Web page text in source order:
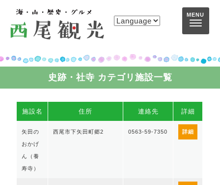
コンテンツへスキップ
史跡・社寺 カテゴリ施設一覧
施設名 住所 連絡先 詳細
矢田の
おかげ
ん（養
寿寺）
西尾市下矢田町郷2 0563-59-7350 詳細
MENU